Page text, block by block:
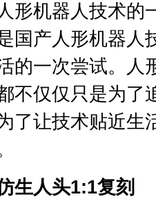
形机器人技术的
国产人形机器人
的一次尝试。人
不仅仅只是为了
了让技术贴近生
生人头1:1复刻